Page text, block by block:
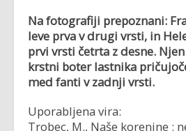
Na fotografiji prepoznani:
leve prva v drugi vrsti, in
prvi vrsti četrta z desne.
krstni boter lastnika
med fanti v zadnji vrsti.
Uporabljena vira:
Trobec, M., Naše korenine :